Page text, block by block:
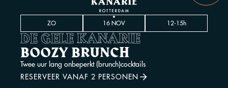
ZO 16 NOV 12-15h
DE GELE KANARIE
BOOZY BRUNCH
Twee uur lang onbeperkt (brunch)cocktails
RESERVEER VANAF 2 PERSONEN